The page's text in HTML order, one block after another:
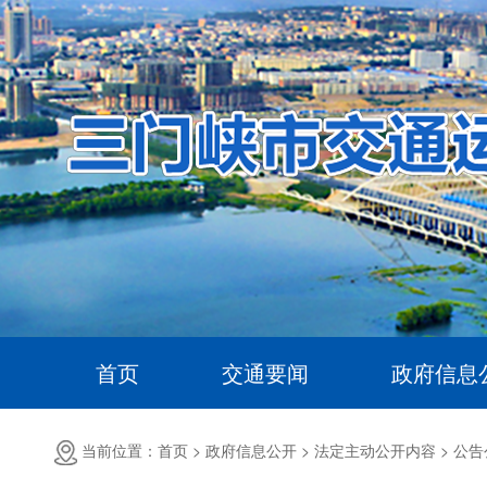
首页 交通要闻 政府信息
当前位置：首页 > 政府信息公开 > 法定主动公开内容 > 公